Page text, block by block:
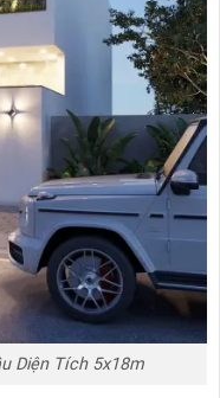
Diện Tích 5x18m